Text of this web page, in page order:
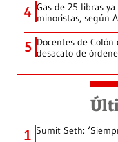
4 Gas de 25 libras
minoristas, según
5 Docentes de
desacato de
1 Sumit Seth: